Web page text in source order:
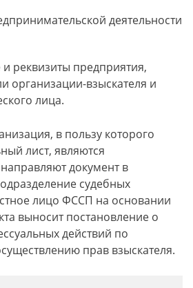
деятельности
реквизиты предприятия,
организации-взыскателя и
лица.
в пользу которого
лист, являются
документ в
судебных
лицо ФССП на основании
выносит постановление о
действий по
прав взыскателя.